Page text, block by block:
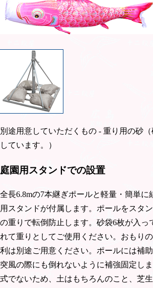
別途用意していただくもの - 重り用の砂
しています。）
庭園用スタンドでの設置
全長6.8mの7本継ぎポールと軽量・簡単に
用スタンドが付属します。ポールをスタ
の重りで転倒防止します。砂袋6枚が入っ
れて重りとしてご使用ください。おもり
利は別途ご用意ください。ポールには補
突風の際にも倒れないように補強固定し
式でないため、土はもちろんのこと、芝